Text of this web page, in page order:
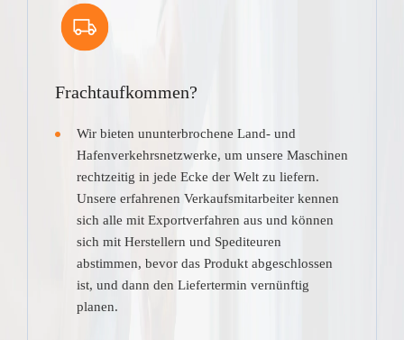
Frachtaufkommen?
Wir bieten ununterbrochene Land- und
Hafenverkehrsnetzwerke, um unsere Maschinen
rechtzeitig in jede Ecke der Welt zu liefern.
Unsere erfahrenen Verkaufsmitarbeiter kennen
sich alle mit Exportverfahren aus und können
sich mit Herstellern und Spediteuren
abstimmen, bevor das Produkt abgeschlossen
ist, und dann den Liefertermin vernünftig
planen.